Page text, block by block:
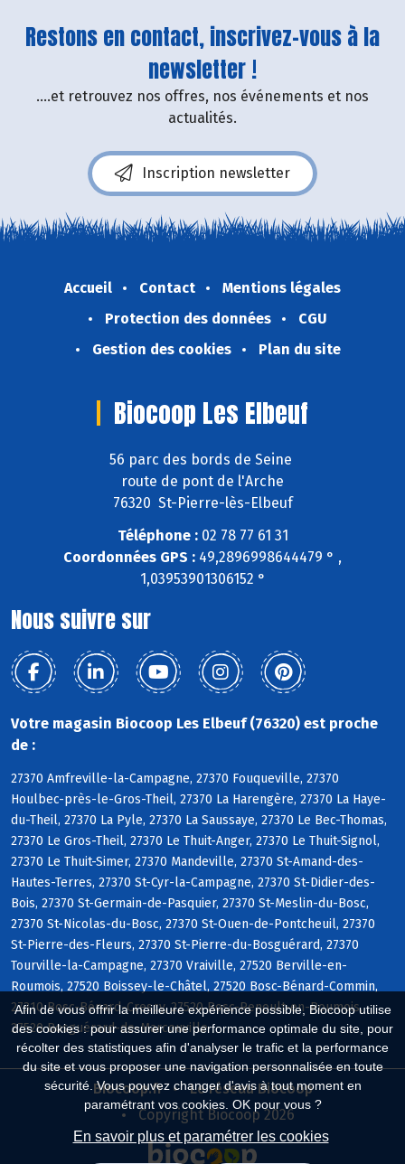
Afin de vous offrir la meilleure expérience possible, Biocoop utilise
des cookies : pour assurer une performance optimale du site, pour
récolter des statistiques afin d'analyser le trafic et la performance
du site et vous proposer une navigation personnalisée en toute
sécurité. Vous pouvez changer d'avis à tout moment en
paramétrant vos cookies. OK pour vous ?
En savoir plus et paramétrer les cookies
Restons en contact, inscrivez-vous à la
newsletter !
....et retrouvez nos offres, nos événements et nos
actualités.
Inscription newsletter
Accueil Contact
Mentions légales
Protection des données
CGU
Gestion des cookies
Plan du site
Biocoop Les Elbeuf
56 parc des bords de Seine
route de pont de l'Arche
76320 St-Pierre-lès-Elbeuf
Téléphone :02 78 77 61 31
Coordonnées GPS : 49,2896998644479 ° ,
1,03953901306152 °
Nous suivre sur
Votre magasin Biocoop Les Elbeuf (76320) est proche
de :
27370 Amfreville-la-Campagne, 27370 Fouqueville, 27370
Houlbec-près-le-Gros-Theil, 27370 La Harengère, 27370 La Haye-
du-Theil, 27370 La Pyle, 27370 La Saussaye, 27370 Le Bec-Thomas,
27370 Le Gros-Theil, 27370 Le Thuit-Anger, 27370 Le Thuit-Signol,
27370 Le Thuit-Simer, 27370 Mandeville, 27370 St-Amand-des-
Hautes-Terres, 27370 St-Cyr-la-Campagne, 27370 St-Didier-des-
Bois, 27370 St-Germain-de-Pasquier, 27370 St-Meslin-du-Bosc,
27370 St-Nicolas-du-Bosc, 27370 St-Ouen-de-Pontcheuil, 27370
St-Pierre-des-Fleurs, 27370 St-Pierre-du-Bosguérard, 27370
Tourville-la-Campagne, 27370 Vraiville, 27520 Berville-en-
Roumois, 27520 Boissey-le-Châtel, 27520 Bosc-Bénard-Commin,
27310 Bosc-Bénard-Crescy, 27520 Bosc-Renoult-en-Roumois,
27520 Bosguérard-de-Marcouville
Biocoop.fr
Le réseau Biocoop
Copyright Biocoop 2026